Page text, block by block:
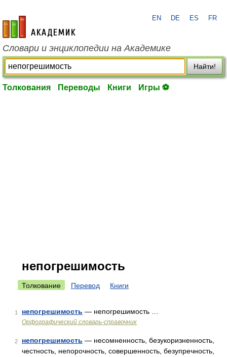
academic.ru
EN DE ES FR
Словари и энциклопедии на Академике
Найти!
Толкования Переводы Книги Игры ⚽
непогрешимость
Толкование Перевод Книги
1 непогрешимость — непогрешимость …
Орфографический словарь-справочник
2 непогрешимость — несомненность, безукоризненность,
честность, непорочность, совершенность, безупречность,